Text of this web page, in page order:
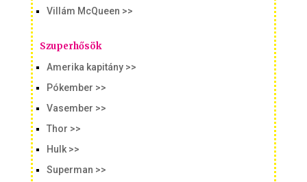
Villám McQueen >>
Szuperhősök
Amerika kapitány >>
Pókember >>
Vasember >>
Thor >>
Hulk >>
Superman >>